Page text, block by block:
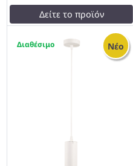
Δείτε το προϊόν
39,90 €
testFalse
Νέο